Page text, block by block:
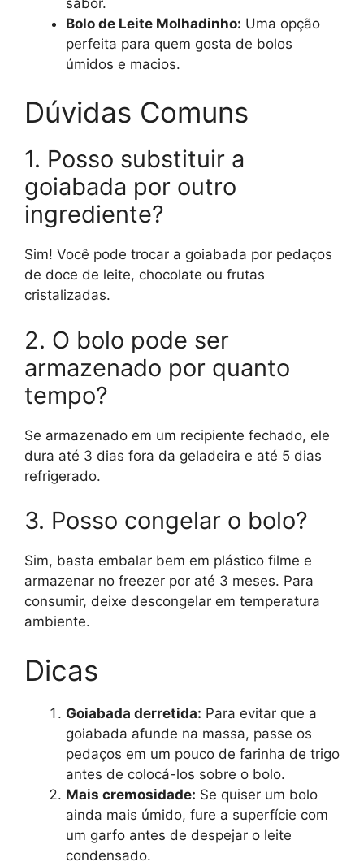
Bolo de Leite Molhadinho: Uma opção
perfeita para quem gosta de bolos
úmidos e macios.
Dúvidas Comuns
1. Posso substituir a
goiabada por outro
ingrediente?
Sim! Você pode trocar a goiabada por pedaços
de doce de leite, chocolate ou frutas
cristalizadas.
2. O bolo pode ser
armazenado por quanto
tempo?
Se armazenado em um recipiente fechado, ele
dura até 3 dias fora da geladeira e até 5 dias
refrigerado.
3. Posso congelar o bolo?
Sim, basta embalar bem em plástico filme e
armazenar no freezer por até 3 meses. Para
consumir, deixe descongelar em temperatura
ambiente.
Dicas
Goiabada derretida: Para evitar que a
goiabada afunde na massa, passe os
pedaços em um pouco de farinha de trigo
antes de colocá-los sobre o bolo.
Mais cremosidade: Se quiser um bolo
ainda mais úmido, fure a superfície com
um garfo antes de despejar o leite
condensado.